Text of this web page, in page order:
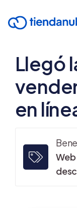
Llegó
en